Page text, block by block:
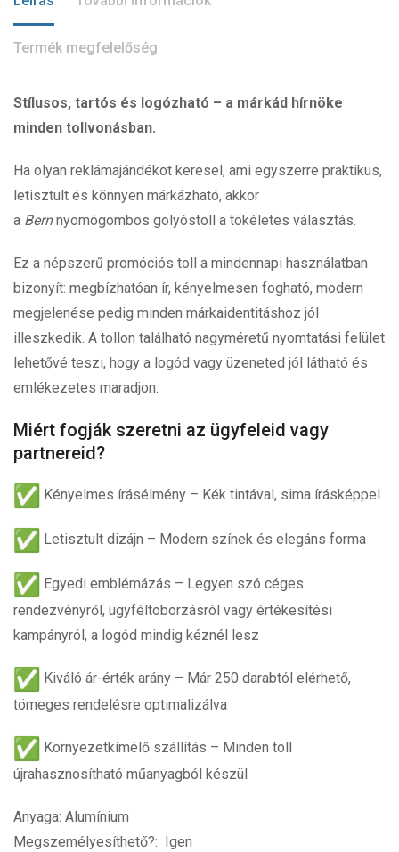
Termék megfelelőség
Stílusos, tartós és logózható – a márkád hírnöke
minden tollvonásban.
Ha olyan reklámajándékot keresel, ami egyszerre praktikus,
letisztult és könnyen márkázható, akkor
a Bernnyomógombos golyóstoll a tökéletes választás.
Ez a népszerű promóciós toll a mindennapi használatban
bizonyít: megbízhatóan ír, kényelmesen fogható, modern
megjelenése pedig minden márkaidentitáshoz jól
illeszkedik. A tollon található nagyméretű nyomtatási felület
lehetővé teszi, hogy a logód vagy üzeneted jól látható és
emlékezetes maradjon.
Miért fogják szeretni az ügyfeleid vagy
partnereid?
Kényelmes írásélmény – Kék tintával, sima írásképpel
Letisztult dizájn – Modern színek és elegáns forma
Egyedi emblémázás – Legyen szó céges
rendezvényről, ügyféltoborzásról vagy értékesítési
kampányról, a logód mindig kéznél lesz
Kiváló ár-érték arány – Már 250 darabtól elérhető,
tömeges rendelésre optimalizálva
Környezetkímélő szállítás – Minden toll
újrahasznosítható műanyagból készül
Anyaga: Alumínium
Megszemélyesíthető?: Igen